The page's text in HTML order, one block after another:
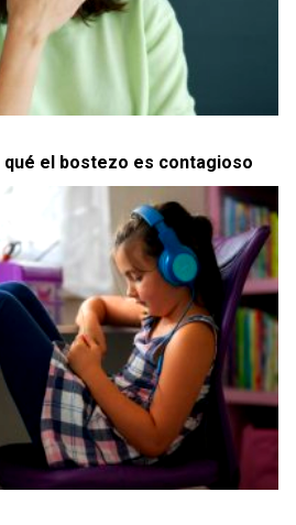
qué el bostezo es contagioso